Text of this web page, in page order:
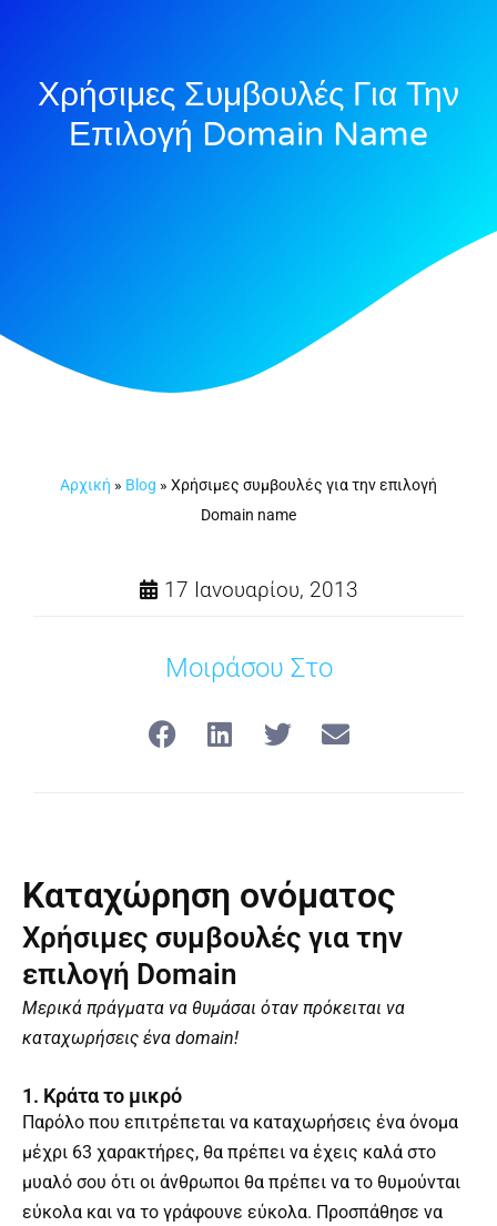
Χρήσιμες Συμβουλές Για Την
Επιλογή Domain Name
Αρχική » Blog » Χρήσιμες συμβουλές για την επιλογή
Domain name
17 Ιανουαρίου, 2013
Μοιράσου Στο
Καταχώρηση ονόματος
Χρήσιμες συμβουλές για την
επιλογή Domain
Μερικά πράγματα να θυμάσαι όταν πρόκειται να
καταχωρήσεις ένα domain!
1. Κράτα το μικρό
Παρόλο που επιτρέπεται να καταχωρήσεις ένα όνομα
μέχρι 63 χαρακτήρες, θα πρέπει να έχεις καλά στο
μυαλό σου ότι οι άνθρωποι θα πρέπει να το θυμούνται
εύκολα και να το γράφουνε εύκολα. Προσπάθησε να